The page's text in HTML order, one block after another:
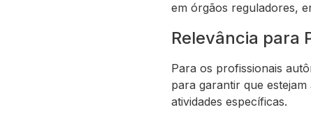
em órgãos reguladores,
Relevância para
Para os profissionais
para garantir que
atividades específicas.